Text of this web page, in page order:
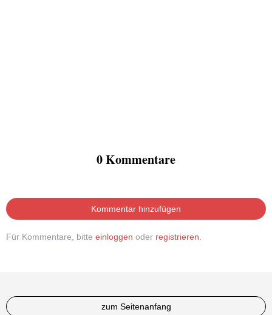
0 Kommentare
Kommentar hinzufügen
Für Kommentare, bitte einloggen oder registrieren.
zum Seitenanfang